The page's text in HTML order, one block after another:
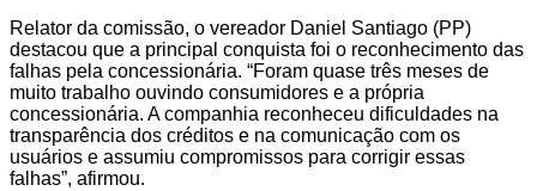
Relator da comissão, o vereador Daniel Santiago (PP)
destacou que a principal conquista foi o reconhecimento das
falhas pela concessionária. “Foram quase três meses de
muito trabalho ouvindo consumidores e a própria
concessionária. A companhia reconheceu dificuldades na
transparência dos créditos e na comunicação com os
usuários e assumiu compromissos para corrigir essas
falhas”, afirmou.